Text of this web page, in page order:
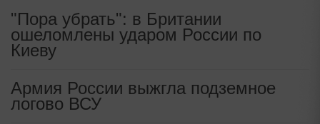
Никогда не храните огурцы в
холодильнике: есть один
маленький секрет
Обозреватель | 13:22, 09 окт 2005
"Пора убрать": в Британии
ошеломлены ударом России по
Киеву
Армия России выжгла подземное
логово ВСУ